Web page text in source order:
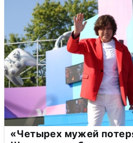
«Четырех мужей